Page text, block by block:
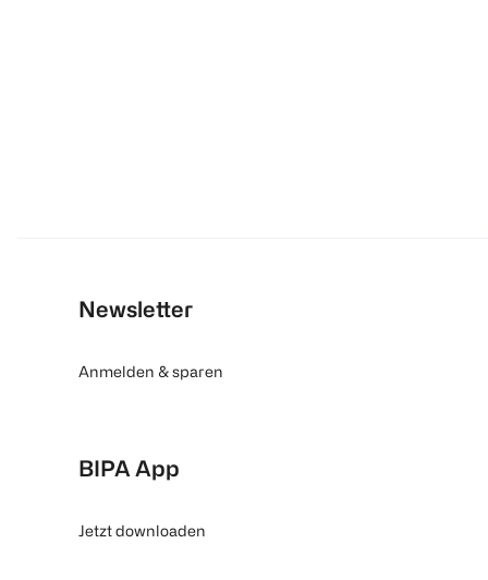
Newsletter
Anmelden & sparen
BIPA App
Jetzt downloaden